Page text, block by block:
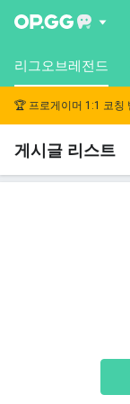
리그오브레전드
🏆 프로게이머 1:1 코칭
게시글 리스트